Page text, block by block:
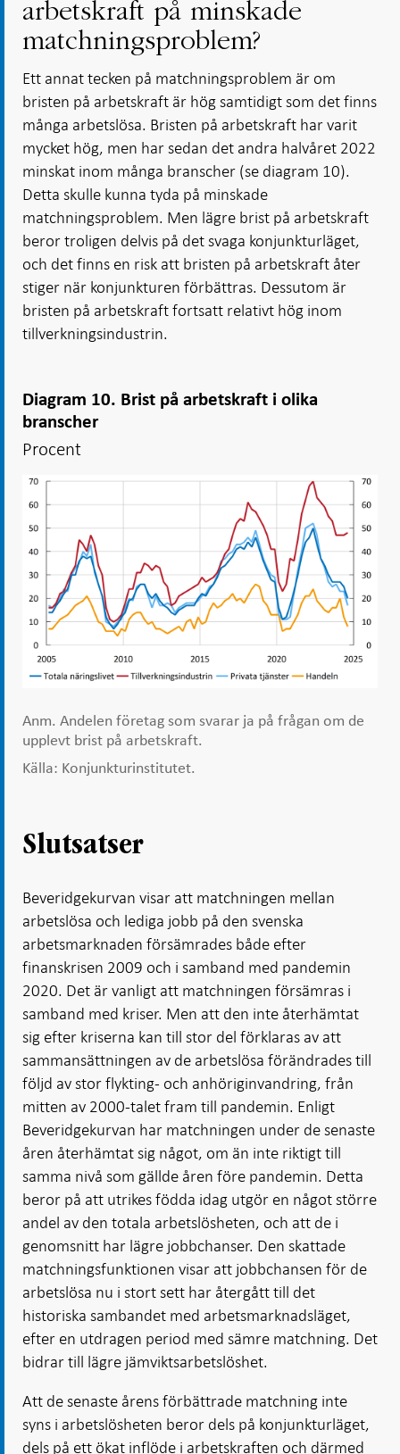
arbetskraft på minskade
matchningsproblem?
Ett annat tecken på matchningsproblem är om
bristen på arbetskraft är hög samtidigt som det finns
många arbetslösa. Bristen på arbetskraft har varit
mycket hög, men har sedan det andra halvåret 2022
minskat inom många branscher (se diagram 10).
Detta skulle kunna tyda på minskade
matchningsproblem. Men lägre brist på arbetskraft
beror troligen delvis på det svaga konjunkturläget,
och det finns en risk att bristen på arbetskraft åter
stiger när konjunkturen förbättras. Dessutom är
bristen på arbetskraft fortsatt relativt hög inom
tillverkningsindustrin.
Diagram 10. Brist på arbetskraft i olika
branscher
Procent
Anm. Andelen företag som svarar ja på frågan om de
upplevt brist på arbetskraft.
Källa: Konjunkturinstitutet.
Slutsatser
Beveridgekurvan visar att matchningen mellan
arbetslösa och lediga jobb på den svenska
arbetsmarknaden försämrades både efter
finanskrisen 2009 och i samband med pandemin
2020. Det är vanligt att matchningen försämras i
samband med kriser. Men att den inte återhämtat
sig efter kriserna kan till stor del förklaras av att
sammansättningen av de arbetslösa förändrades till
följd av stor flykting- och anhöriginvandring, från
mitten av 2000-talet fram till pandemin. Enligt
Beveridgekurvan har matchningen under de senaste
åren återhämtat sig något, om än inte riktigt till
samma nivå som gällde åren före pandemin. Detta
beror på att utrikes födda idag utgör en något större
andel av den totala arbetslösheten, och att de i
genomsnitt har lägre jobbchanser. Den skattade
matchningsfunktionen visar att jobbchansen för de
arbetslösa nu i stort sett har återgått till det
historiska sambandet med arbetsmarknadsläget,
efter en utdragen period med sämre matchning. Det
bidrar till lägre jämviktsarbetslöshet.
Att de senaste årens förbättrade matchning inte
syns i arbetslösheten beror dels på konjunkturläget,
dels på ett ökat inflöde i arbetskraften och därmed